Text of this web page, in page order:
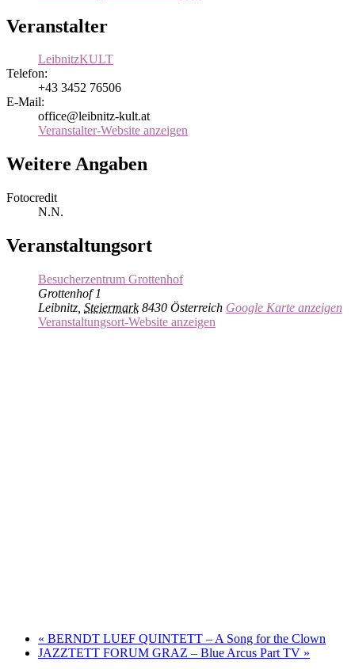
Veranstalter
LeibnitzKULT
Telefon:
+43 3452 76506
E-Mail:
office@leibnitz-kult.at
Veranstalter-Website anzeigen
Weitere Angaben
Fotocredit
N.N.
Veranstaltungsort
Besucherzentrum Grottenhof
Grottenhof 1
Leibnitz Steiermark 8430 Österreich Google Karte anzeigen
Veranstaltungsort-Website anzeigen
« BERNDT LUEF QUINTETT – A Song for the Clown
JAZZTETT FORUM GRAZ – Blue Arcus Part TV »